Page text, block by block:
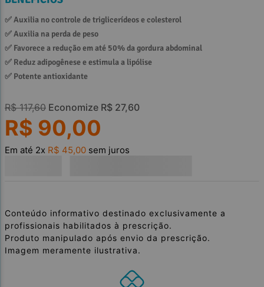
✅ Auxilia no controle de triglicerídeos e colesterol
✅ Auxilia na perda de peso
✅ Favorece a redução em até 50% da gordura abdominal
✅ Reduz adipogênese e estimula a lipólise
✅ Potente antioxidante
R$ 117,60 Economize R$ 27,60
R$ 90,00
Em até 2x R$ 45,00 sem juros
Conteúdo informativo destinado exclusivamente a
profissionais habilitados à prescrição.
Produto manipulado após envio da prescrição.
Imagem meramente ilustrativa.